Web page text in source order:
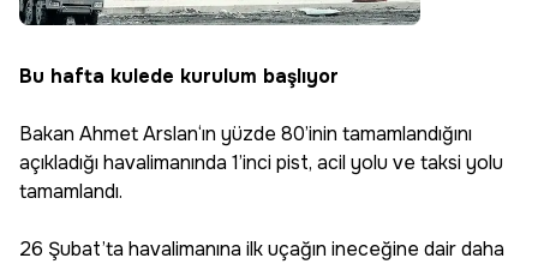
Bu hafta kulede kurulum başlıyor
Bakan Ahmet Arslan‘ın yüzde 80’inin tamamlandığını
açıkladığı havalimanında 1’inci pist, acil yolu ve taksi yolu
tamamlandı.
26 Şubat’ta havalimanına ilk uçağın ineceğine dair daha